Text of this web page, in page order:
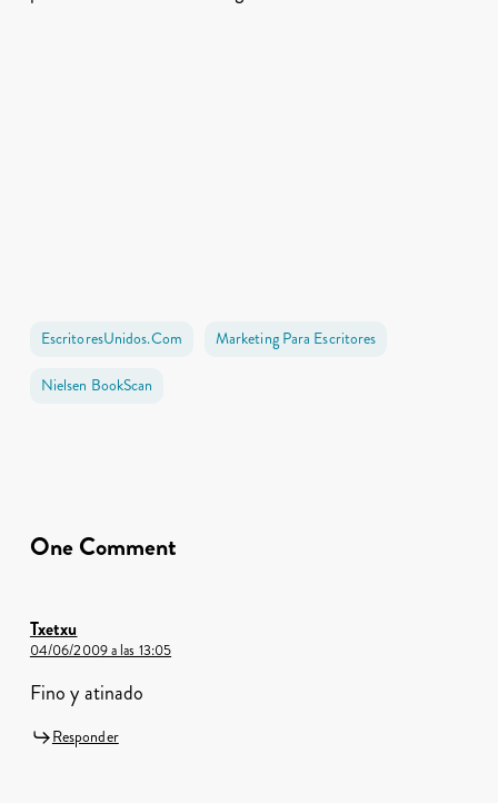
EscritoresUnidos.com Marketing Para Escritores
Nielsen BookScan
One Comment
Txetxu
04/06/2009 a las 13:05
Fino y atinado
Responder